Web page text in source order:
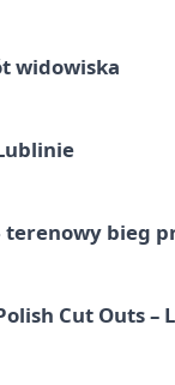
widowiska
bieg
Cut Outs